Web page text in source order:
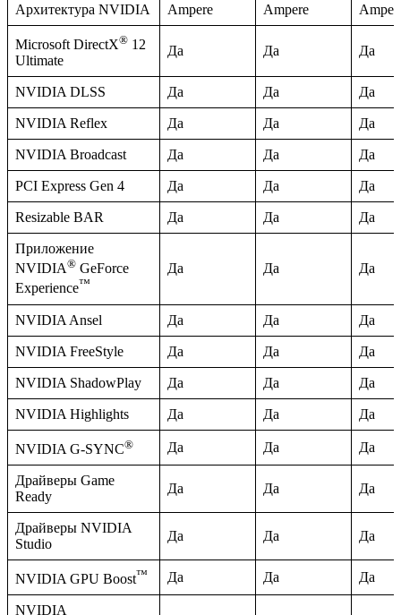
Архитектура NVIDIA Ampere Ampere
Microsoft DirectX® 12
Ultimate
Да Да Да
NVIDIA DLSS Да Да Да
NVIDIA Reflex Да Да Да
NVIDIA Broadcast Да Да Да
PCI Express Gen 4 Да Да Да
Resizable BAR Да Да Да
Приложение
NVIDIA® GeForce
Experience™
Да Да Да
NVIDIA Ansel Да Да Да
NVIDIA FreeStyle Да Да Да
NVIDIA ShadowPlay Да Да Да
NVIDIA Highlights Да Да Да
NVIDIA G-SYNC® Да Да Да
Драйверы Game
Ready
Да Да Да
Драйверы NVIDIA
Studio
Да Да Да
NVIDIA GPU Boost™ Да Да Да
NVIDIA